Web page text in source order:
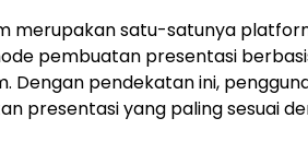
merupakan satu-satunya
pembuatan presentasi
Dengan pendekatan ini,
presentasi yang paling sesuai